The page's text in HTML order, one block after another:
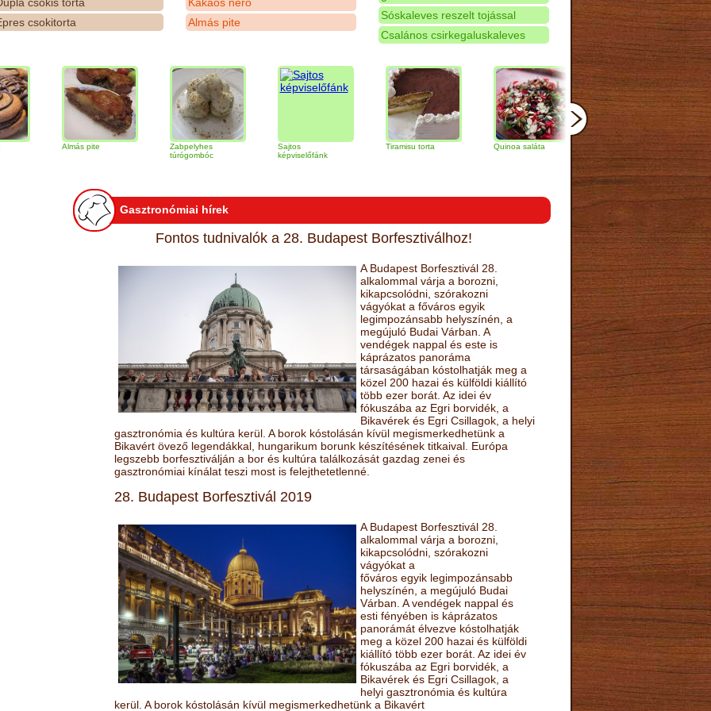
csokitorta
Almás pite
Sóskaleves reszelt tojással
Csalános csirkegaluskaleves
Almás pite
Zabpelyhes
túrógombóc
képviselőfánk
Tiramisu torta Quinoa saláta Mandulás kifli
narancs
Gasztronómiai hírek
Fontos tudnivalók a 28. Budapest Borfesztiválhoz!
A Budapest Borfesztivál 28.
alkalommal várja a borozni,
kikapcsolódni, szórakozni
vágyókat a főváros egyik
legimpozánsabb helyszínén, a
megújuló Budai Várban. A
vendégek nappal és este is
káprázatos panoráma
társaságában kóstolhatják meg a
közel 200 hazai és külföldi kiállító
több ezer borát. Az idei év
fókuszába az Egri borvidék, a
Bikavérek és Egri Csillagok, a helyi
gasztronómia és kultúra kerül. A borok kóstolásán kívül megismerkedhetünk a
Bikavért övező legendákkal, hungarikum borunk készítésének titkaival. Európa
legszebb borfesztiválján a bor és kultúra találkozását gazdag zenei és
gasztronómiai kínálat teszi most is felejthetetlenné.
28. Budapest Borfesztivál 2019
A Budapest Borfesztivál 28.
alkalommal várja a borozni,
kikapcsolódni, szórakozni
vágyókat a
főváros egyik legimpozánsabb
helyszínén, a megújuló Budai
Várban. A vendégek nappal és
esti fényében is káprázatos
panorámát élvezve kóstolhatják
meg a közel 200 hazai és külföldi
kiállító több ezer borát. Az idei év
fókuszába az Egri borvidék, a
Bikavérek és Egri Csillagok, a
helyi gasztronómia és kultúra
kerül. A borok kóstolásán kívül megismerkedhetünk a Bikavért